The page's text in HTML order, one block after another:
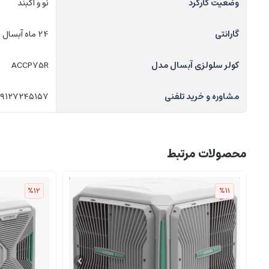
وضعیت کارکرد نو و آکبند
گارانتی 24 ماه آبسال
کولر سلولزی آبسال مدل ACCP75R
مشاوره و خرید تلفنی
محصولات مرتبط
%11
%12